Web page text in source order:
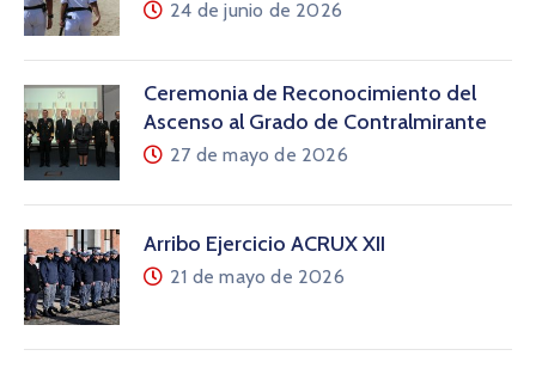
24 de junio de 2026
Ceremonia de Reconocimiento del
Ascenso al Grado de Contralmirante
27 de mayo de 2026
Arribo Ejercicio ACRUX XII
21 de mayo de 2026